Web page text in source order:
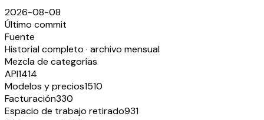
2026-08-08
Último commit
Fuente
Historial completo · archivo mensual
Mezcla de categorías
API1414
Modelos y precios1510
Facturación330
Espacio de trabajo retirado931